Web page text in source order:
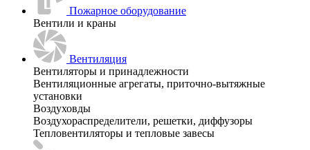
Пожарное оборудование
Вентили и краны
Вентиляция
Вентиляторы и принадлежности
Вентиляционные агрегаты, приточно-вытяжные
установки
Воздуховды
Воздухораспределители, решетки, диффузоры
Тепловентиляторы и тепловые завесы